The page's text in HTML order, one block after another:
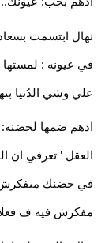
نهال ابتسمت
في عيونه : لمستها
علي وشي الدُنيا
ادهم ضمها
العقل ' تعرفي ان
في حضنك مبفكرش
مفكرش فيه ف